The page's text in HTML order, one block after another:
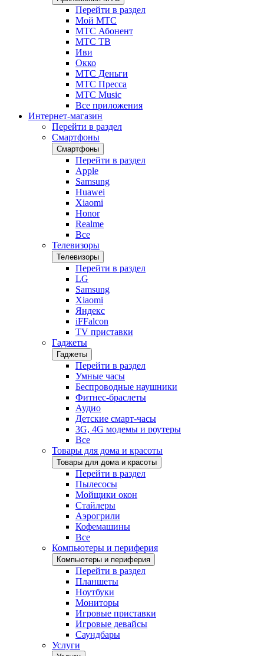
Перейти в раздел
Мой МТС
МТС Абонент
МТС ТВ
Иви
Окко
МТС Деньги
МТС Пресса
МТС Music
Все приложения
Интернет-магазин
Перейти в раздел
Смартфоны
Смартфоны
Перейти в раздел
Apple
Samsung
Huawei
Xiaomi
Honor
Realme
Все
Телевизоры
Телевизоры
Перейти в раздел
LG
Samsung
Xiaomi
Яндекс
iFFalcon
TV приставки
Гаджеты
Гаджеты
Перейти в раздел
Умные часы
Беспроводные наушники
Фитнес-браслеты
Аудио
Детские смарт-часы
3G, 4G модемы и роутеры
Все
Товары для дома и красоты
Товары для дома и красоты
Перейти в раздел
Пылесосы
Мойщики окон
Стайлеры
Аэрогрили
Кофемашины
Все
Компьютеры и периферия
Компьютеры и периферия
Перейти в раздел
Планшеты
Ноутбуки
Мониторы
Игровые приставки
Игровые девайсы
Саундбары
Услуги